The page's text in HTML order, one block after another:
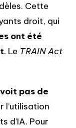
Cette
droit, qui
ont été
. Le TRAIN Act
pas de
l’utilisation
d’IA. Pour